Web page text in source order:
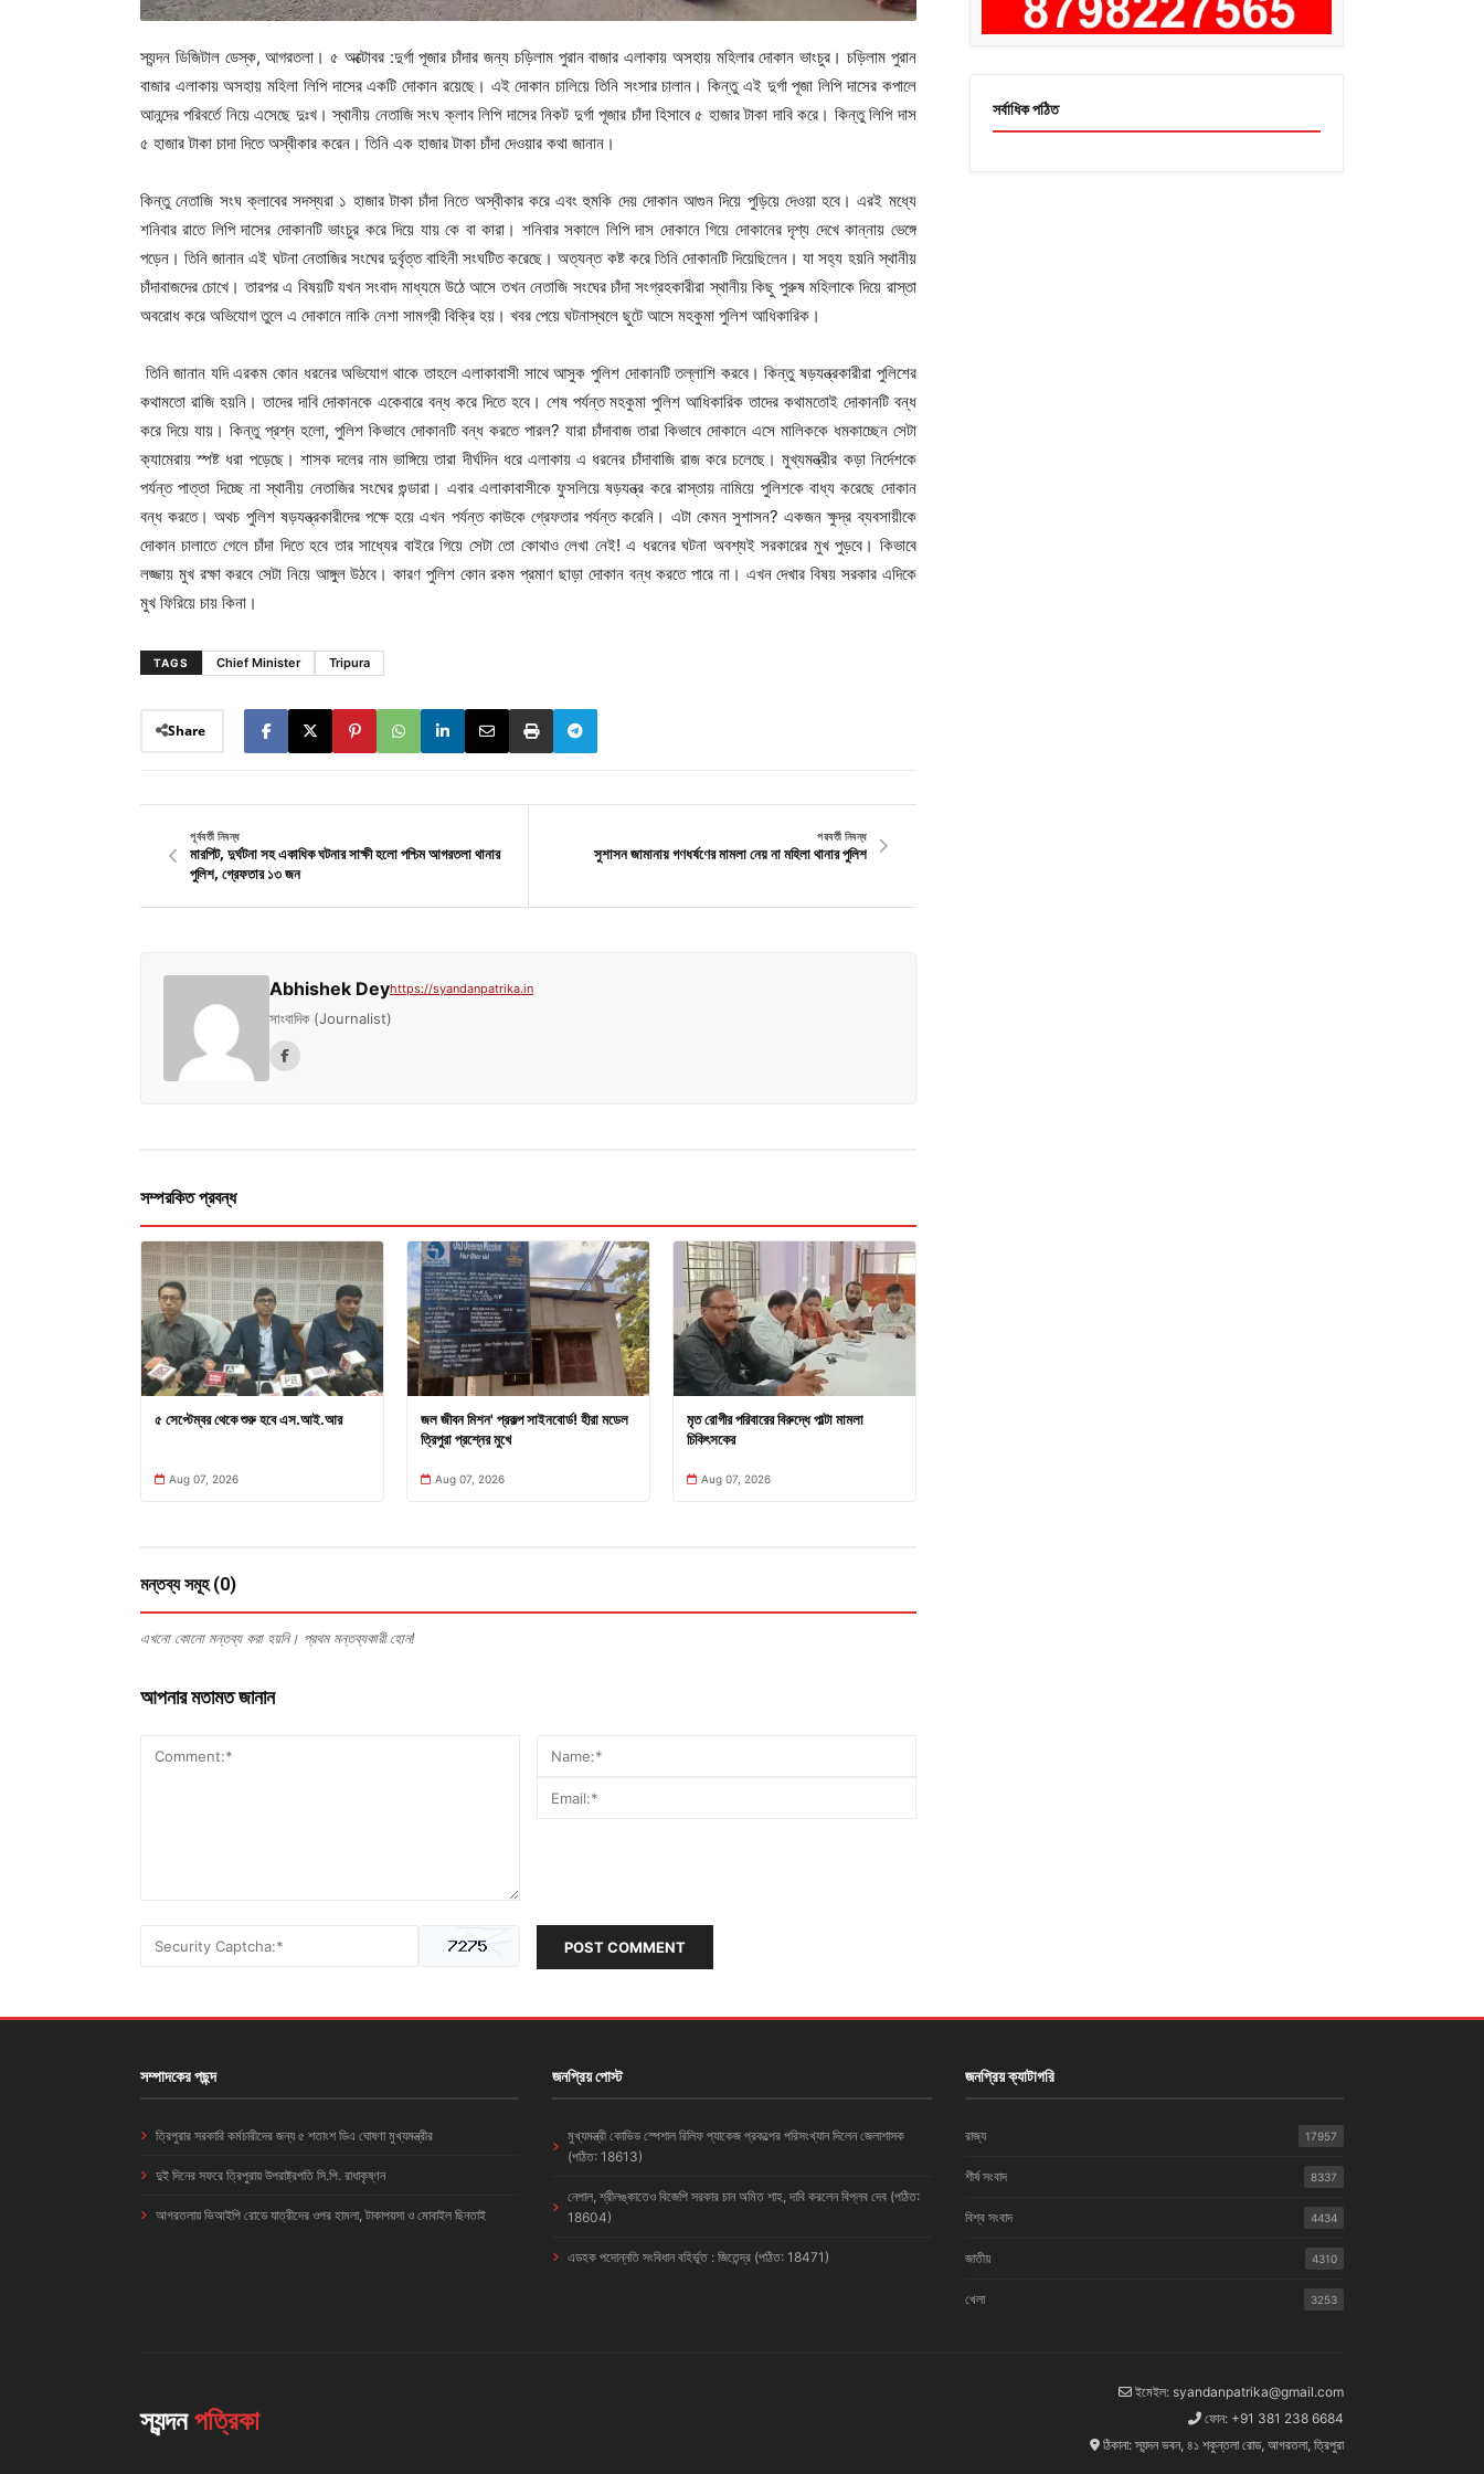
স্যন্দন ডিজিটাল ডেস্ক, আগরতলা। ৫ অক্টোবর :দুর্গা পূজার চাঁদার জন্য চড়িলাম পুরান বাজার এলাকায় অসহায় মহিলার দোকান ভাংচুর। চড়িলাম পুরান
বাজার এলাকায় অসহায় মহিলা লিপি দাসের একটি দোকান রয়েছে। এই দোকান চালিয়ে তিনি সংসার চালান। কিন্তু এই দুর্গা পূজা লিপি দাসের কপালে
আনন্দের পরিবর্তে নিয়ে এসেছে দুঃখ। স্থানীয় নেতাজি সংঘ ক্লাব লিপি দাসের নিকট দুর্গা পূজার চাঁদা হিসাবে ৫ হাজার টাকা দাবি করে। কিন্তু লিপি দাস
৫ হাজার টাকা চাদা দিতে অস্বীকার করেন। তিনি এক হাজার টাকা চাঁদা দেওয়ার কথা জানান।
কিন্তু নেতাজি সংঘ ক্লাবের সদস্যরা ১ হাজার টাকা চাঁদা নিতে অস্বীকার করে এবং হুমকি দেয় দোকান আগুন দিয়ে পুড়িয়ে দেওয়া হবে। এরই মধ্যে
শনিবার রাতে লিপি দাসের দোকানটি ভাংচুর করে দিয়ে যায় কে বা কারা। শনিবার সকালে লিপি দাস দোকানে গিয়ে দোকানের দৃশ্য দেখে কান্নায় ভেঙ্গে
পড়েন। তিনি জানান এই ঘটনা নেতাজির সংঘের দুর্বৃত্ত বাহিনী সংঘটিত করেছে। অত্যন্ত কষ্ট করে তিনি দোকানটি দিয়েছিলেন। যা সহ্য হয়নি স্থানীয়
চাঁদাবাজদের চোখে। তারপর এ বিষয়টি যখন সংবাদ মাধ্যমে উঠে আসে তখন নেতাজি সংঘের চাঁদা সংগ্রহকারীরা স্থানীয় কিছু পুরুষ মহিলাকে দিয়ে রাস্তা
অবরোধ করে অভিযোগ তুলে এ দোকানে নাকি নেশা সামগ্রী বিক্রি হয়। খবর পেয়ে ঘটনাস্থলে ছুটে আসে মহকুমা পুলিশ আধিকারিক।
তিনি জানান যদি এরকম কোন ধরনের অভিযোগ থাকে তাহলে এলাকাবাসী সাথে আসুক পুলিশ দোকানটি তল্লাশি করবে। কিন্তু ষড়যন্ত্রকারীরা পুলিশের
কথামতো রাজি হয়নি। তাদের দাবি দোকানকে একেবারে বন্ধ করে দিতে হবে। শেষ পর্যন্ত মহকুমা পুলিশ আধিকারিক তাদের কথামতোই দোকানটি বন্ধ
করে দিয়ে যায়। কিন্তু প্রশ্ন হলো, পুলিশ কিভাবে দোকানটি বন্ধ করতে পারল? যারা চাঁদাবাজ তারা কিভাবে দোকানে এসে মালিককে ধমকাচ্ছেন সেটা
ক্যামেরায় স্পষ্ট ধরা পড়েছে। শাসক দলের নাম ভাঙ্গিয়ে তারা দীর্ঘদিন ধরে এলাকায় এ ধরনের চাঁদাবাজি রাজ করে চলেছে। মুখ্যমন্ত্রীর কড়া নির্দেশকে
পর্যন্ত পাত্তা দিচ্ছে না স্থানীয় নেতাজির সংঘের গুন্ডারা। এবার এলাকাবাসীকে ফুসলিয়ে ষড়যন্ত্র করে রাস্তায় নামিয়ে পুলিশকে বাধ্য করেছে দোকান
বন্ধ করতে। অথচ পুলিশ ষড়যন্ত্রকারীদের পক্ষে হয়ে এখন পর্যন্ত কাউকে গ্রেফতার পর্যন্ত করেনি। এটা কেমন সুশাসন? একজন ক্ষুদ্র ব্যবসায়ীকে
দোকান চালাতে গেলে চাঁদা দিতে হবে তার সাধ্যের বাইরে গিয়ে সেটা তো কোথাও লেখা নেই! এ ধরনের ঘটনা অবশ্যই সরকারের মুখ পুড়বে। কিভাবে
লজ্জায় মুখ রক্ষা করবে সেটা নিয়ে আঙ্গুল উঠবে। কারণ পুলিশ কোন রকম প্রমাণ ছাড়া দোকান বন্ধ করতে পারে না। এখন দেখার বিষয় সরকার এদিকে
মুখ ফিরিয়ে চায় কিনা।
TAGS Chief Minister Tripura
Share
পূর্ববর্তী নিবন্ধ
মারপিট, দুর্ঘটনা সহ একাধিক ঘটনার সাক্ষী হলো পশ্চিম আগরতলা থানার
পুলিশ, গ্রেফতার ১৩ জন
পরবর্তী নিবন্ধ
সুশাসন জামানায় গণধর্ষণের মামলা নেয় না মহিলা থানার পুলিশ
Abhishek Deyhttps://syandanpatrika.in
সাংবাদিক (Journalist)
সম্পরকিত প্রবন্ধ
৫ সেপ্টেম্বর থেকে শুরু হবে এস.আই.আর
Aug 07, 2026
জল জীবন মিশন' প্রকল্প সাইনবোর্ড! হীরা মডেল
ত্রিপুরা প্রশ্নের মুখে
Aug 07, 2026
মৃত রোগীর পরিবারের বিরুদ্ধে পাল্টা মামলা
চিকিৎসকের
Aug 07, 2026
মন্তব্য সমূহ (0)
এখনো কোনো মন্তব্য করা হয়নি। প্রথম মন্তব্যকারী হোন!
আপনার মতামত জানান
POST COMMENT
সর্বাধিক পঠিত
সম্পাদকের পছন্দ
ত্রিপুরার সরকারি কর্মচারীদের জন্য ৫ শতাংশ ডিএ ঘোষণা মুখ্যমন্ত্রীর
দুই দিনের সফরে ত্রিপুরায় উপরাষ্ট্রপতি সি.পি. রাধাকৃষ্ণন
আগরতলায় ভিআইপি রোডে যাত্রীদের ওপর হামলা, টাকাপয়সা ও মোবাইল ছিনতাই
জনপ্রিয় পোস্ট
মুখ্যমন্ত্রী কোভিড স্পেশাল রিলিফ প্যাকেজ প্রকল্পের পরিসংখ্যান দিলেন জেলাশাসক
(পঠিত: 18613)
নেপাল, শ্রীলঙ্কাতেও বিজেপি সরকার চান অমিত শাহ, দাবি করলেন বিপ্লব দেব (পঠিত:
18604)
এডহক পদোন্নতি সংবিধান বহির্ভূত : জিতেন্দ্র (পঠিত: 18471)
জনপ্রিয় ক্যাটাগরি
রাজ্য 17957
শীর্ষ সংবাদ 8337
বিশ্ব সংবাদ 4434
জাতীয় 4310
খেলা 3253
স্যন্দনপত্রিকা
ইমেইল: syandanpatrika@gmail.com
ফোন: +91 381 238 6684
ঠিকানা: স্যন্দন ভবন, ৪১ শকুন্তলা রোড, আগরতলা, ত্রিপুরা